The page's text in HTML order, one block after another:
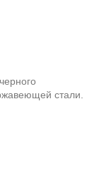
стали.